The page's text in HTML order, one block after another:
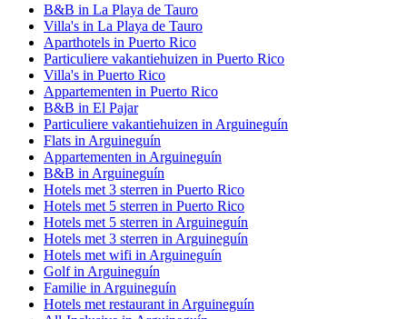
B&B in La Playa de Tauro
Villa's in La Playa de Tauro
Aparthotels in Puerto Rico
Particuliere vakantiehuizen in Puerto Rico
Villa's in Puerto Rico
Appartementen in Puerto Rico
B&B in El Pajar
Particuliere vakantiehuizen in Arguineguín
Flats in Arguineguín
Appartementen in Arguineguín
B&B in Arguineguín
Hotels met 3 sterren in Puerto Rico
Hotels met 5 sterren in Puerto Rico
Hotels met 5 sterren in Arguineguín
Hotels met 3 sterren in Arguineguín
Hotels met wifi in Arguineguín
Golf in Arguineguín
Familie in Arguineguín
Hotels met restaurant in Arguineguín